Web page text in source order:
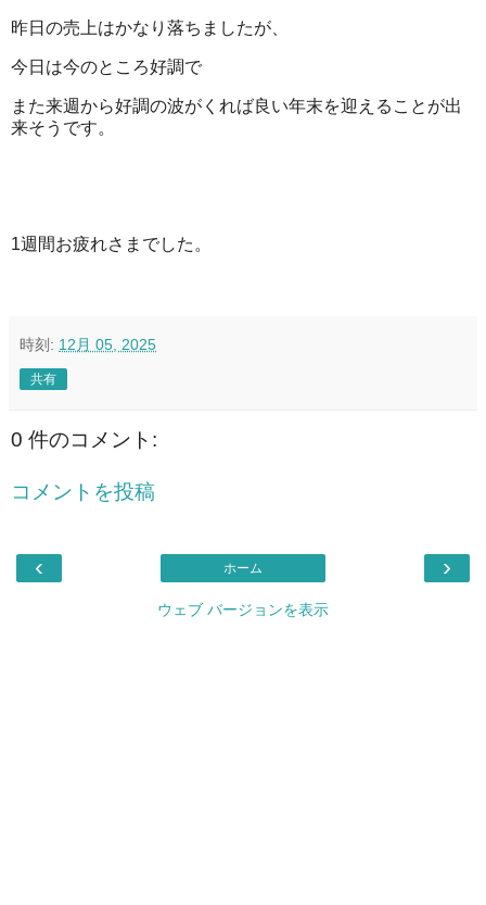
昨日の売上はかなり落ちましたが、
今日は今のところ好調で
また来週から好調の波がくれば良い年末を迎えることが出
来そうです。
1週間お疲れさまでした。
時刻: 12月 05, 2025
共有
0 件のコメント:
コメントを投稿
‹ ›
ホーム
ウェブ バージョンを表示